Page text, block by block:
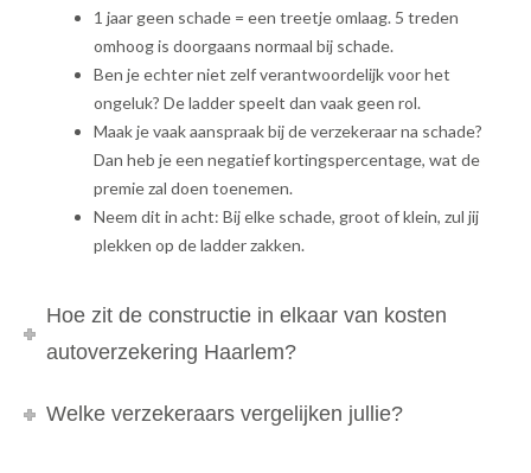
1 jaar geen schade = een treetje omlaag. 5 treden
omhoog is doorgaans normaal bij schade.
Ben je echter niet zelf verantwoordelijk voor het
ongeluk? De ladder speelt dan vaak geen rol.
Maak je vaak aanspraak bij de verzekeraar na schade?
Dan heb je een negatief kortingspercentage, wat de
premie zal doen toenemen.
Neem dit in acht: Bij elke schade, groot of klein, zul jij
plekken op de ladder zakken.
Hoe zit de constructie in elkaar van kosten
autoverzekering Haarlem?
Welke verzekeraars vergelijken jullie?